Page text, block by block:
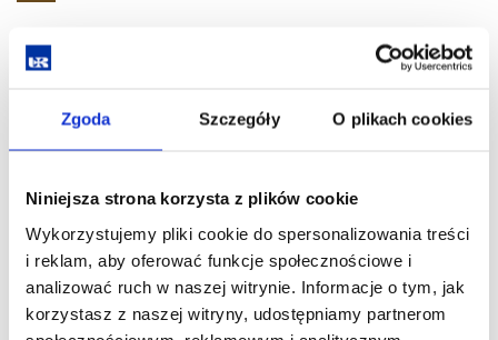
Zgoda Szczegóły O plikach cookies
Niniejsza strona korzysta z plików cookie
Wykorzystujemy pliki cookie do spersonalizowania treści
i reklam, aby oferować funkcje społecznościowe i
analizować ruch w naszej witrynie. Informacje o tym, jak
korzystasz z naszej witryny, udostępniamy partnerom
plik
Pobierz
Pediatria.pdf (573.0 KiB)
Pobierz
plik
Psychiatria.pdf (520.4 KiB)
Pobierz
plik
Specjalność wybrana przez studenta.pdf (427.2 KiB)